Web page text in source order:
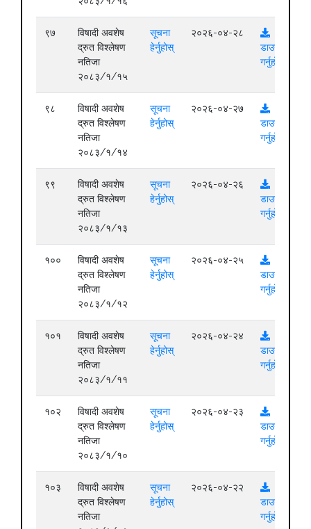
९७
विषादी अवशेष
द्रुत विश्लेषण
नतिजा
२०८३/१/१५
सूचना
हेर्नुहोस्
२०२६-०४-२८
डाउनलोड
गर्नुहोस्
९८
विषादी अवशेष
द्रुत विश्लेषण
नतिजा
२०८३/१/१४
सूचना
हेर्नुहोस्
२०२६-०४-२७
डाउनलोड
गर्नुहोस्
९९
विषादी अवशेष
द्रुत विश्लेषण
नतिजा
२०८३/१/१३
सूचना
हेर्नुहोस्
२०२६-०४-२६
डाउनलोड
गर्नुहोस्
१००
विषादी अवशेष
द्रुत विश्लेषण
नतिजा
२०८३/१/१२
सूचना
हेर्नुहोस्
२०२६-०४-२५
डाउनलोड
गर्नुहोस्
१०१
विषादी अवशेष
द्रुत विश्लेषण
नतिजा
२०८३/१/११
सूचना
हेर्नुहोस्
२०२६-०४-२४
डाउनलोड
गर्नुहोस्
१०२
विषादी अवशेष
द्रुत विश्लेषण
नतिजा
२०८३/१/१०
सूचना
हेर्नुहोस्
२०२६-०४-२३
डाउनलोड
गर्नुहोस्
१०३
विषादी अवशेष
द्रुत विश्लेषण
नतिजा
सूचना
हेर्नुहोस्
२०२६-०४-२२
डाउनलोड
गर्नुहोस्